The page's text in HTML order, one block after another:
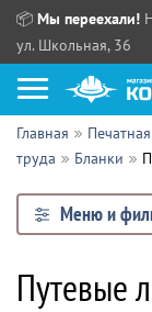
📦 Мы переехали!
ул. Школьная, 36
Как купить?
Прайс-листы
Сотрудничество
Партнерам
ПТ:
Главная
труда
Бланки
Меню и
Путевые